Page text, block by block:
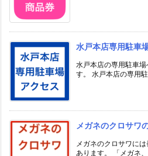
水戸本店専用駐車
水戸本店の専用駐車
す。 水戸本店の専用
メガネのクロサワ
メガネのクロサワに
あります。 「メガネ